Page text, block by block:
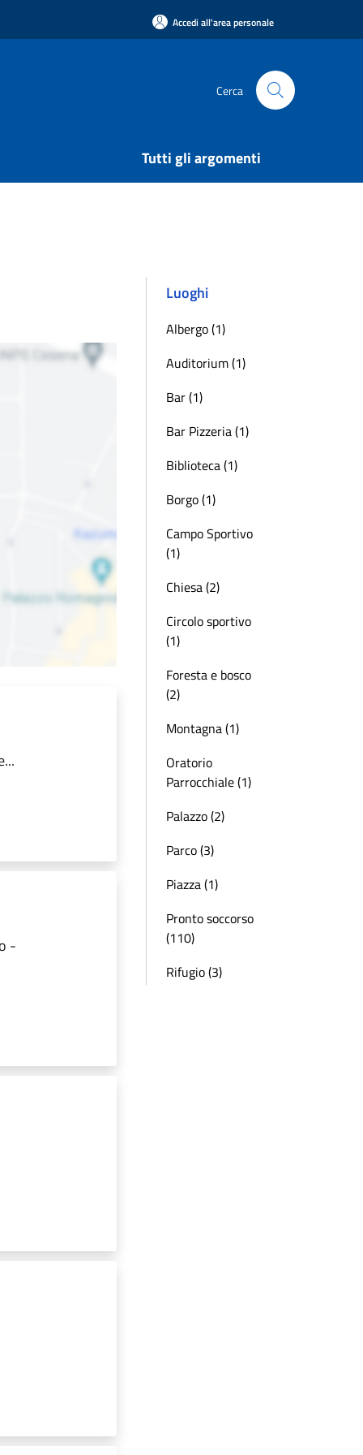
Accedi all'area personale
Cerca
Tutti gli argomenti
-
Luoghi
Albergo (1)
Auditorium (1)
Bar (1)
Bar Pizzeria (1)
Biblioteca (1)
Borgo (1)
Campo Sportivo
(1)
Chiesa (2)
Circolo sportivo
(1)
Foresta e bosco
(2)
Montagna (1)
Oratorio
Parrocchiale (1)
Palazzo (2)
Parco (3)
Piazza (1)
Pronto soccorso
(110)
Rifugio (3)